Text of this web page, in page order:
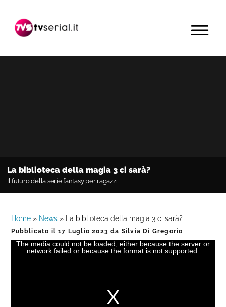
navigazione
contenuto
barra
primaria
MENU
La biblioteca della magia 3 ci sarà?
Il futuro della serie fantasy per ragazzi
Home » News » La biblioteca della magia 3 ci sarà?
Pubblicato il17 Luglio 2023 da Silvia Di Gregorio
The media could not be loaded, either because the server or
network failed or because the format is not supported.